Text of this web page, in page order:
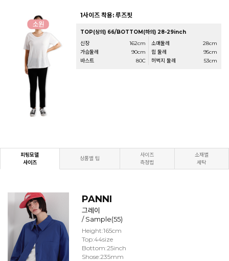
1사이즈 착용: 루즈핏
TOP(상의) 66/BOTTOM(하의) 28-29inch
신장
162cm
가슴둘레
90cm
바스트
80C
소매둘레
28cm
힙 둘레
95cm
허벅지 둘레
53cm
피팅모델
사이즈
상품별 팁
사이즈
측정법
소재별
세탁
PANNI
그레이
/ Sample(55)
Height:165cm
Top:44size
Bottom:25inch
Shose:235mm